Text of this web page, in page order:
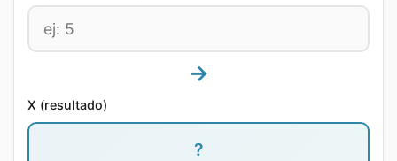
→
X (resultado)
?